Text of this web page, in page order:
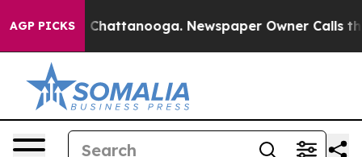
AGP PICKS
Chaos in Chattanooga. Newspaper Owner Calls the